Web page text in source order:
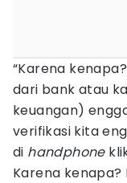
“Karena
dari bank atau
keuangan)
verifikasi kita
di handphone
Karena kenapa?